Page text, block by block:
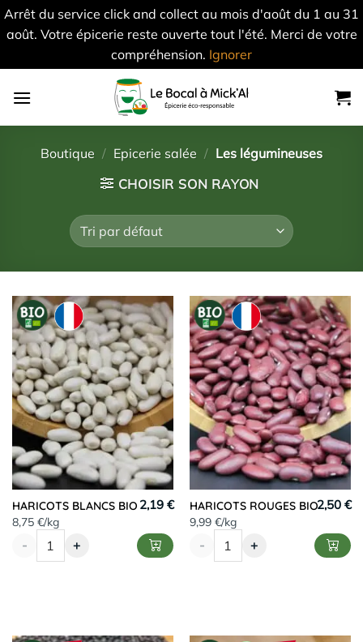
Arrêt du service click and collect au mois d'août du 1 au 31
août. Votre épicerie reste ouverte tout l'été. Merci de votre
compréhension. Ignorer
Boutique / Epicerie salée / Les légumineuses
CHOISIR SON RAYON
HARICOTS BLANCS BIO
8,75 €/kg
2,19 €
- +
HARICOTS ROUGES BIO
9,99 €/kg
2,50 €
- +